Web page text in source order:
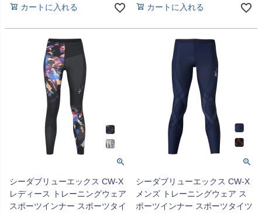
カートに入れる カートに入れる
シーダブリューエックス CW-X
レディース トレーニングウェア
スポーツインナー スポーツタイ
シーダブリューエックス CW-X
メンズ トレーニングウェア ス
ポーツインナー スポーツタイツ